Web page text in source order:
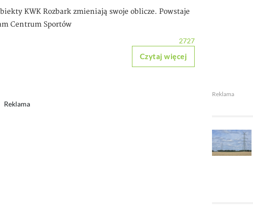
KWK Rozbark zmieniają swoje oblicze. Powstaje
Centrum Sportów
2727
Czytaj więcej
Reklama
Reklama